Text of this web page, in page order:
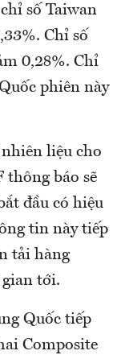
số Taiwan
Chỉ số
0,28%. Chỉ
phiên này
liệu cho
thông báo sẽ
đầu có hiệu
tin này tiếp
tải hàng
tới.
Quốc tiếp
Composite